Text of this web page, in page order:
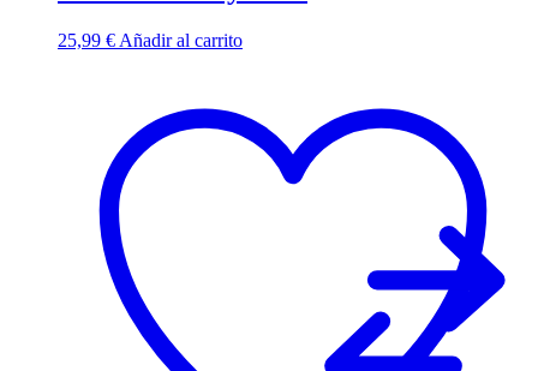
25,99 € Añadir al carrito